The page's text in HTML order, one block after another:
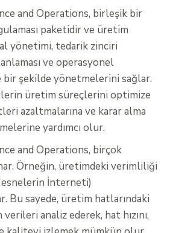
and Operations, birleşik bir
paketidir ve üretim
yönetimi, tedarik zinciri
ve operasyonel
şekilde yönetmelerini sağlar.
üretim süreçlerini optimize
azaltmalarına ve karar alma
yardımcı olur.
and Operations, birçok
Örneğin, üretimdeki verimliliği
İnterneti)
Bu sayede, üretim hatlarındaki
analiz ederek, hat hızını,